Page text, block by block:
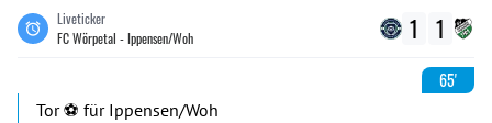
Liveticker
FC Wörpetal - Ippensen/Woh
1 1
65'
Tor ⚽️ für Ippensen/Woh